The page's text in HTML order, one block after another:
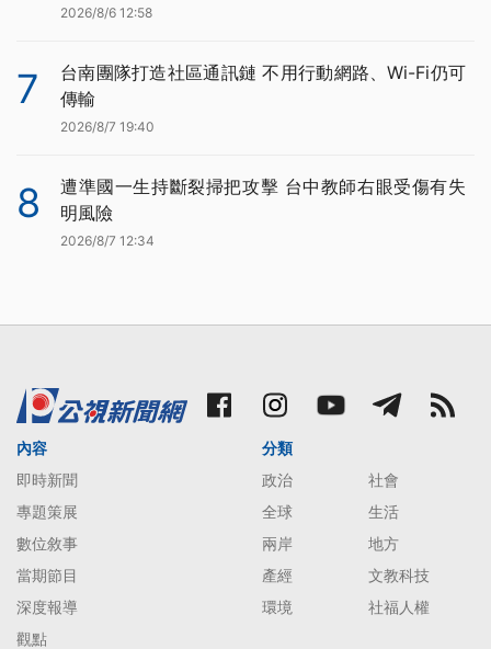
2026/8/6 12:58
7
台南團隊打造社區通訊鏈 不用行動網路、Wi-Fi仍可
傳輸
2026/8/7 19:40
8
遭準國一生持斷裂掃把攻擊 台中教師右眼受傷有失
明風險
2026/8/7 12:34
內容
即時新聞
專題策展
數位敘事
當期節目
深度報導
觀點
分類
政治
社會
全球
生活
兩岸
地方
產經
文教科技
環境
社福人權